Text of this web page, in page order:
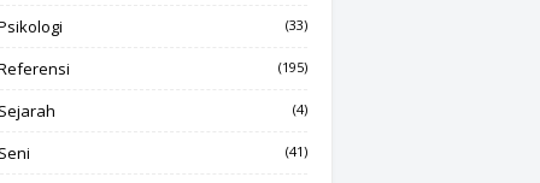
(33)
(195)
(4)
(41)